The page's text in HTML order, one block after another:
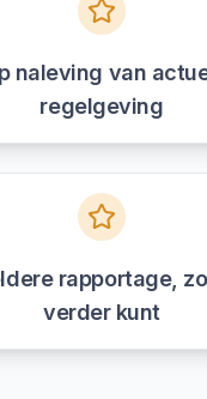
naleving van
regelgeving
rapportage,
verder kunt